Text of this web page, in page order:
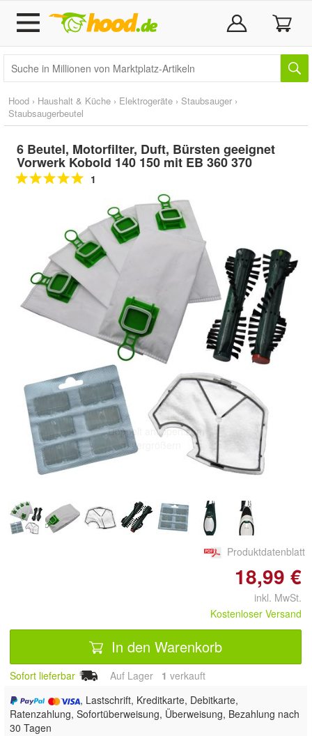
Hood › Haushalt & Küche › Elektrogeräte › Staubsauger ›
Staubsaugerbeutel
6 Beutel, Motorfilter, Duft, Bürsten geeignet
Vorwerk Kobold 140 150 mit EB 360 370
1
Doppelt antippen zum
vergrößern
Produktdatenblatt
18,99 €
inkl. MwSt.
Kostenloser Versand
In den Warenkorb
Sofort lieferbar Auf Lager 1 verkauft
, Lastschrift, Kreditkarte, Debitkarte,
Ratenzahlung, Sofortüberweisung, Überweisung, Bezahlung nach
30 Tagen